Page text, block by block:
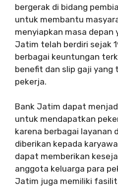
bergerak di bidang
untuk membantu
menyiapkan masa depan
Jatim telah berdiri sejak
berbagai keuntungan
benefit dan slip gaji yang
pekerja.
Bank Jatim dapat
untuk mendapatkan
karena berbagai layanan
diberikan kepada
dapat memberikan
anggota keluarga para
Jatim juga memiliki